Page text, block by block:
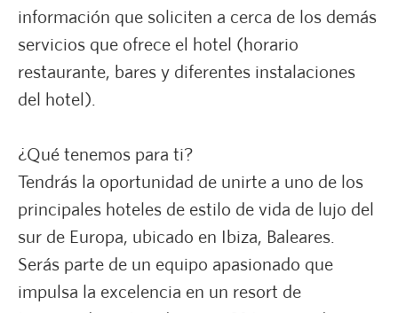
información que soliciten a cerca de los demás
servicios que ofrece el hotel (horario
restaurante, bares y diferentes instalaciones
del hotel).
¿Qué tenemos para ti?
Tendrás la oportunidad de unirte a uno de los
principales hoteles de estilo de vida de lujo del
sur de Europa, ubicado en Ibiza, Baleares.
Serás parte de un equipo apasionado que
impulsa la excelencia en un resort de